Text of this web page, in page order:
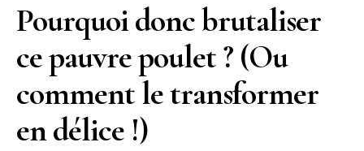
Pourquoi donc brutaliser
ce pauvre poulet ? (Ou
comment le transformer
en délice !)